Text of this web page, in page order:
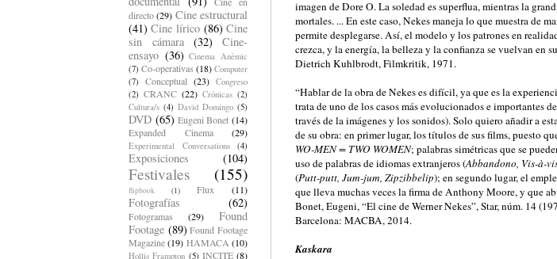
imagen de Dore O. La soledad es superflua, mientras la
mortales. ... En este caso, Nekes maneja lo que muestra de
permite desplegarse. Así, el modelo y los patrones en
crezca, y la energía, la belleza y la confianza se vuelvan en
Dietrich Kuhlbrodt, Filmkritik, 1971.
“Hablar de la obra de Nekes es difícil, ya que es la
trata de uno de los casos más evolucionados e importantes
través de la imágenes y los sonidos). Solo quiero añadir a
de su obra: en primer lugar, los títulos de sus films, puesto
WO-MEN = TWO WOMEN; palabras simétricas que se
uso de palabras de idiomas extranjeros (Abbandono, Vis-à-
(Putt-putt, Jum-jum, Zipzibbelip); en segundo lugar, el
que lleva muchas veces la firma de Anthony Moore, y que
Bonet, Eugeni, “El cine de Werner Nekes”, Star, núm. 14
Barcelona: MACBA, 2014.
Kaskara
directo (29) Cine estructural
(41) Cine lírico (86) Cine
sin cámara
(32)
Cine-
ensayo (36) Cinema Anèmic
(7) Co-operativas (18) Computer
(7)
Conceptual (23) Congreso
(2) CRANC (22) Crónicas (2)
Cultura/s (4) David Domingo (5)
DVD (65) Eugeni Bonet (14)
Expanded Cinema
(29)
Experimental Conversations (4)
Exposiciones (104)
Festivales (155)
flipbook (1) Flux (11)
Fotografías (62)
Fotogramas (29)
Found
Footage (89) Found Footage
Magazine (19) HAMACA (10)
Hollis Frampton (5) INCITE (8)